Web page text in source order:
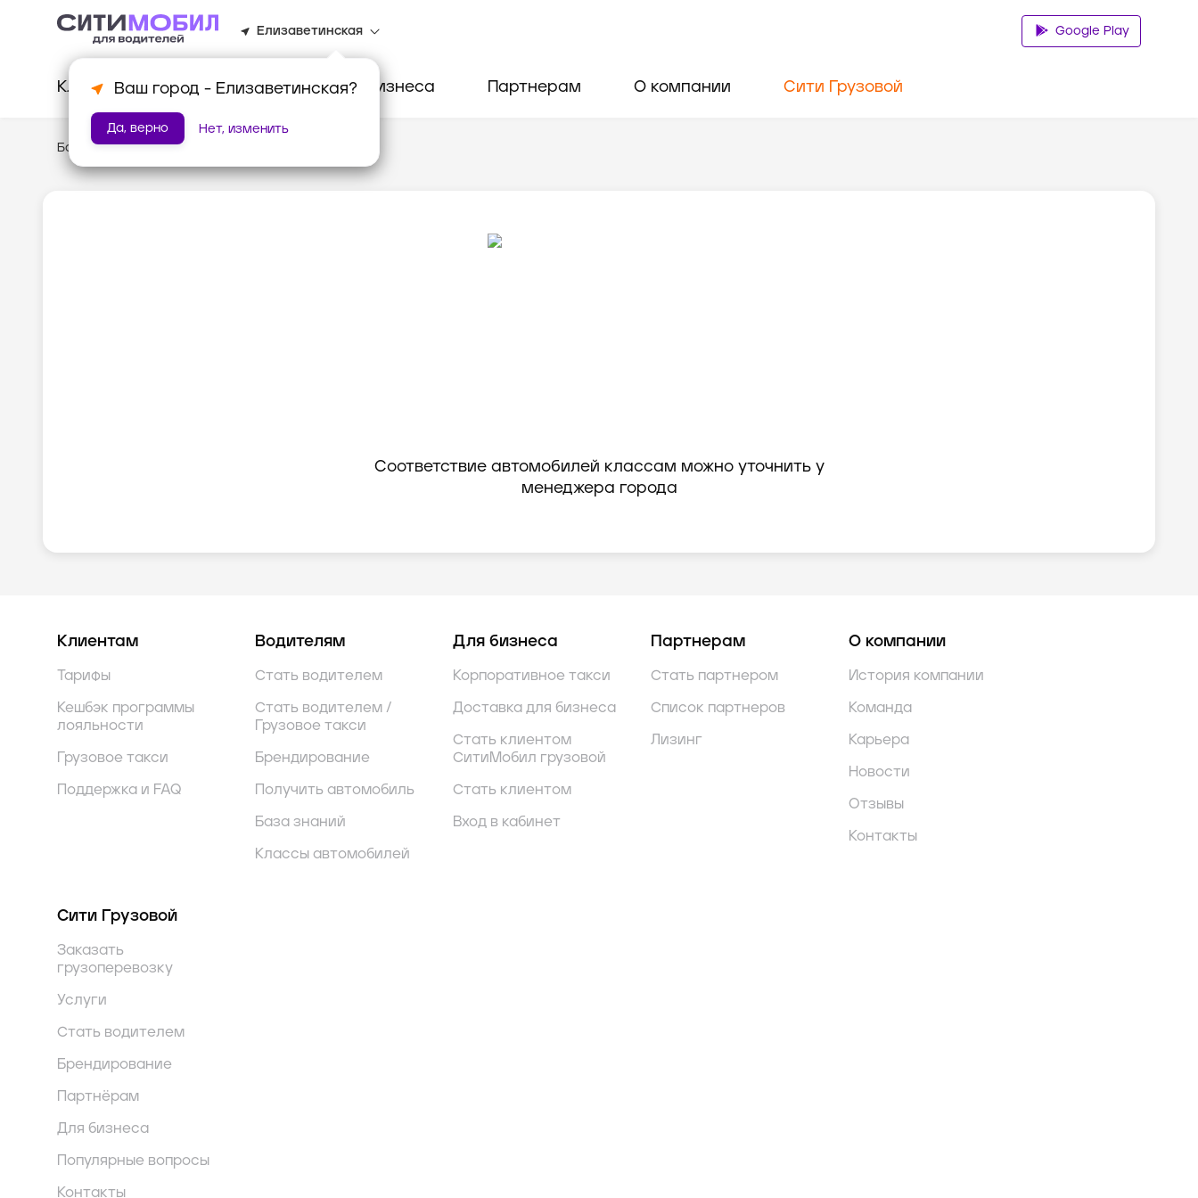
Елизаветинская
Ваш город - Елизаветинская?
Да, верно Нет, изменить
Google Play
Клиентам Водителям Для бизнеса Партнерам О компании Сити Грузовой
База знаний /Стандарты работы
Соответствие автомобилей классам можно уточнить у
менеджера города
Клиентам
Тарифы
Кешбэк программы
лояльности
Грузовое такси
Поддержка и FAQ
Водителям
Стать водителем
Стать водителем /
Грузовое такси
Брендирование
Получить автомобиль
База знаний
Классы автомобилей
Для бизнеса
Корпоративное такси
Доставка для бизнеса
Стать клиентом
СитиМобил грузовой
Стать клиентом
Вход в кабинет
Партнерам
Стать партнером
Список партнеров
Лизинг
О компании
История компании
Команда
Карьера
Новости
Отзывы
Контакты
Сити Грузовой
Заказать
грузоперевозку
Услуги
Стать водителем
Брендирование
Партнёрам
Для бизнеса
Популярные вопросы
Контакты